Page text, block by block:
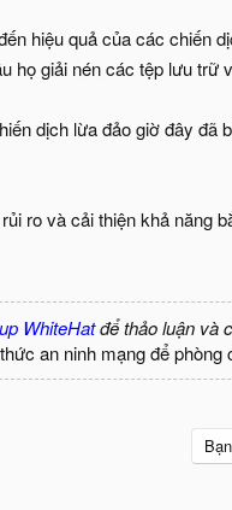
hiệu quả của các chiến
giải nén các tệp lưu trữ
dịch lừa đảo giờ đây đã
ro và cải thiện khả năng
WhiteHatđể thảo luận và
an ninh mạng để